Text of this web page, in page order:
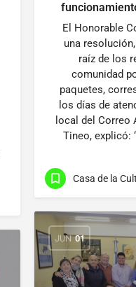
El Honorable
una
raíz de los
comunidad
paquetes,
los días de
local del Correo
Tineo, explicó:
Casa de la
JUN 01